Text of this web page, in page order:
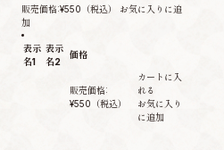
販売価格:¥550 （税込）
お気に入りに追
加
表示
名1
表示
名2
価格
販売価格:
¥550 （税込）
カートに入
れる
お気に入り
に追加